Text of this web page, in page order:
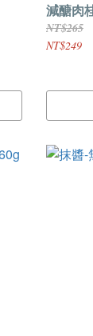
減醣肉
NT$265
NT$249